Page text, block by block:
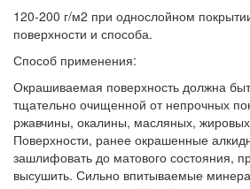
120-200 г/м2 при однослойном
поверхности и способа.
Способ применения:
Окрашиваемая поверхность должна
тщательно очищенной от непрочных
ржавчины, окалины, масляных, жировых
Поверхности, ранее окрашенные
зашлифовать до матового состояния,
высушить. Сильно впитываемые